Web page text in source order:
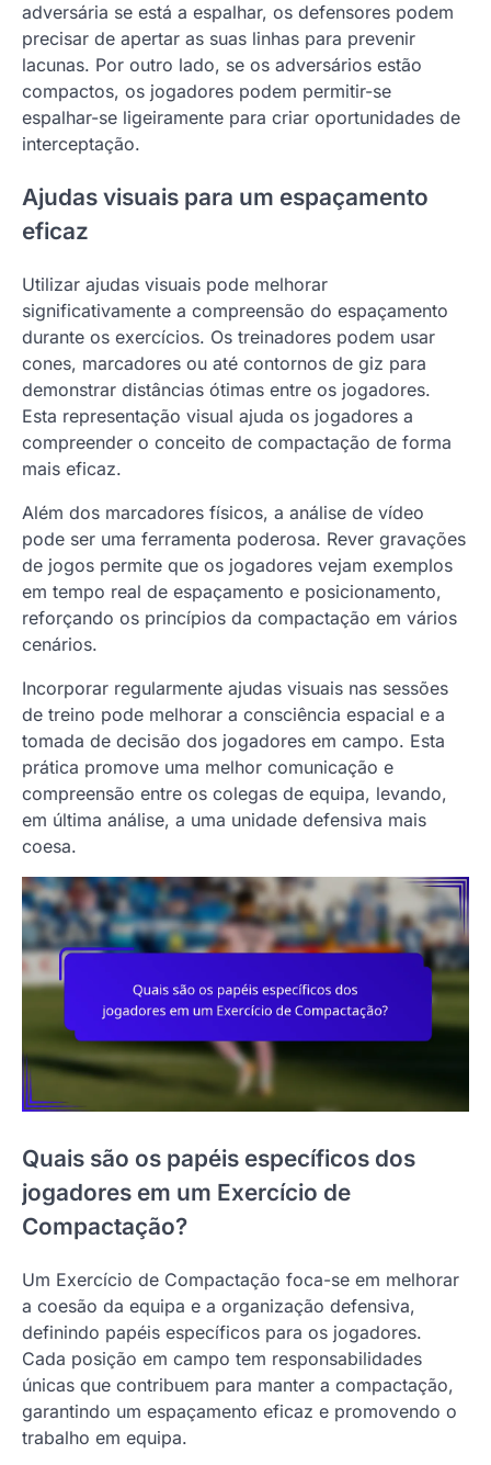
adversária se está a espalhar, os defensores podem
precisar de apertar as suas linhas para prevenir
lacunas. Por outro lado, se os adversários estão
compactos, os jogadores podem permitir-se
espalhar-se ligeiramente para criar oportunidades de
interceptação.
Ajudas visuais para um espaçamento
eficaz
Utilizar ajudas visuais pode melhorar
significativamente a compreensão do espaçamento
durante os exercícios. Os treinadores podem usar
cones, marcadores ou até contornos de giz para
demonstrar distâncias ótimas entre os jogadores.
Esta representação visual ajuda os jogadores a
compreender o conceito de compactação de forma
mais eficaz.
Além dos marcadores físicos, a análise de vídeo
pode ser uma ferramenta poderosa. Rever gravações
de jogos permite que os jogadores vejam exemplos
em tempo real de espaçamento e posicionamento,
reforçando os princípios da compactação em vários
cenários.
Incorporar regularmente ajudas visuais nas sessões
de treino pode melhorar a consciência espacial e a
tomada de decisão dos jogadores em campo. Esta
prática promove uma melhor comunicação e
compreensão entre os colegas de equipa, levando,
em última análise, a uma unidade defensiva mais
coesa.
Quais são os papéis específicos dos
jogadores em um Exercício de
Compactação?
Um Exercício de Compactação foca-se em melhorar
a coesão da equipa e a organização defensiva,
definindo papéis específicos para os jogadores.
Cada posição em campo tem responsabilidades
únicas que contribuem para manter a compactação,
garantindo um espaçamento eficaz e promovendo o
trabalho em equipa.